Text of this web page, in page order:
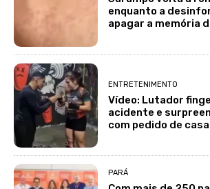
enquanto a
apagar a memória
ENTRETENIMENTO
Vídeo: Lutador
acidente e
com pedido de
PARÁ